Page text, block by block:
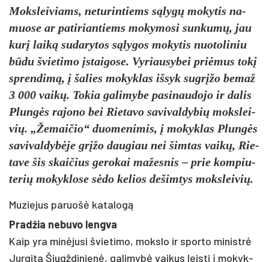
Moks­lei­viams, ne­tu­rin­tiems sąlygų mo­ky­tis na­
muo­se ar pa­ti­rian­tiems mo­ky­mo­si sun­kumų, jau
kurį laiką su­da­ry­tos sąly­gos mo­ky­tis nuo­to­li­niu
būdu švie­ti­mo įstai­go­se. Vy­riau­sy­bei pri­ėmus tokį
spren­dimą, į ša­lies mo­kyk­las iš­syk su­grįžo be­maž
3 000 vaikų. To­kia ga­li­my­be pa­si­nau­do­jo ir da­lis
Plungės ra­jo­no bei Rie­ta­vo sa­vi­val­dy­bių moks­lei­
vių. „Že­mai­čio“ duo­me­ni­mis, į mo­kyk­las Plungės
sa­vi­val­dybė­je grįžo dau­giau nei šim­tas vaikų, Rie­
ta­ve šis skai­čius ge­ro­kai ma­žes­nis – prie kom­piu­
te­rių mo­kyk­lo­se sėdo ke­lios de­šim­tys moks­lei­vių.
Muziejus paruošė katalogą
Prad­žia ne­bu­vo leng­va
Kaip yra minė­ju­si švie­ti­mo, moks­lo ir spor­to mi­nistrė
Jur­gi­ta Šiugž­di­nienė, ga­li­mybė vai­kus leis­ti į mo­kyk­